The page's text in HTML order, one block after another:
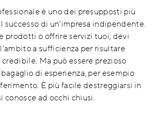
è uno dei presupposti più
successo di un’impresa indipendente.
prodotti o offrire servizi tuoi, devi
a sufficienza per risultare
Ma può essere prezioso
di esperienza, per esempio
È più facile destreggiarsi in
conosce ad occhi chiusi.